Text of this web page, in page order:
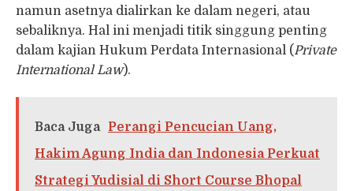
namun asetnya dialirkan ke dalam negeri, atau
sebaliknya. Hal ini menjadi titik singgung penting
dalam kajian Hukum Perdata Internasional (Private
International Law).
Baca Juga
Perangi Pencucian Uang,
Hakim Agung India dan Indonesia Perkuat
Strategi Yudisial di Short Course Bhopal